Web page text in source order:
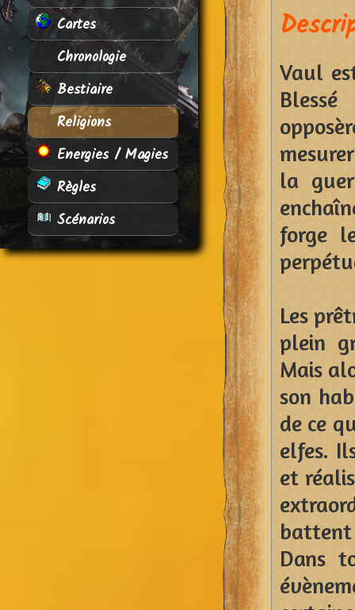
Cartes
Chronologie
Bestiaire
Religions
Energies / Magies
Règles
Scénarios
Vaul
la
forge
Les
plein
Mais
son
de ce
elfes.
et
battent
Dans